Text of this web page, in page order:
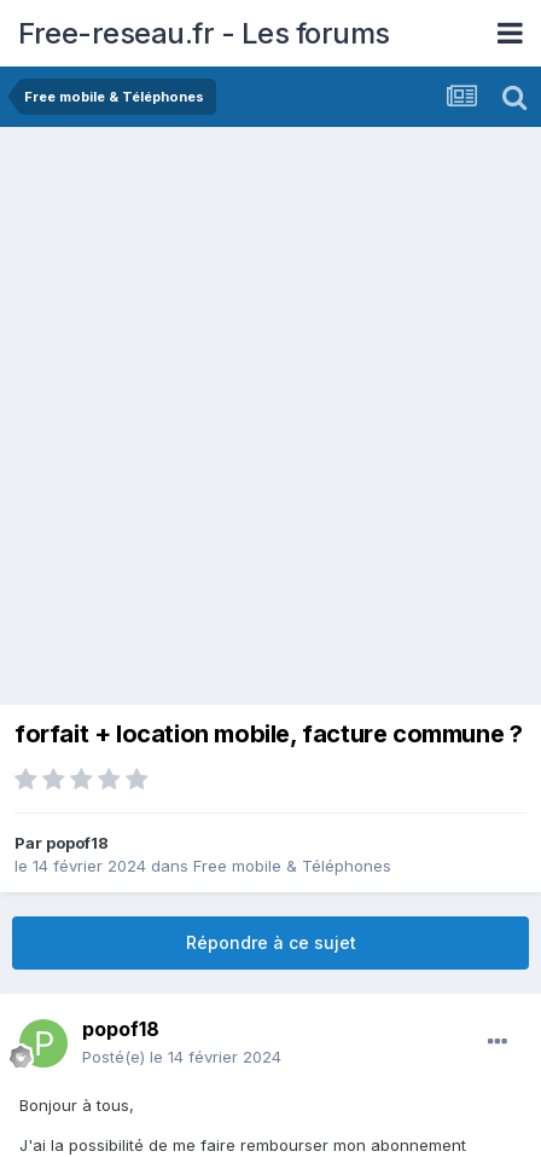
Free-reseau.fr - Les forums
Free mobile & Téléphones
forfait + location mobile, facture commune ?
Par popof18
le 14 février 2024 dans Free mobile & Téléphones
Répondre à ce sujet
popof18
Posté(e) le 14 février 2024
Bonjour à tous,
J'ai la possibilité de me faire rembourser mon abonnement